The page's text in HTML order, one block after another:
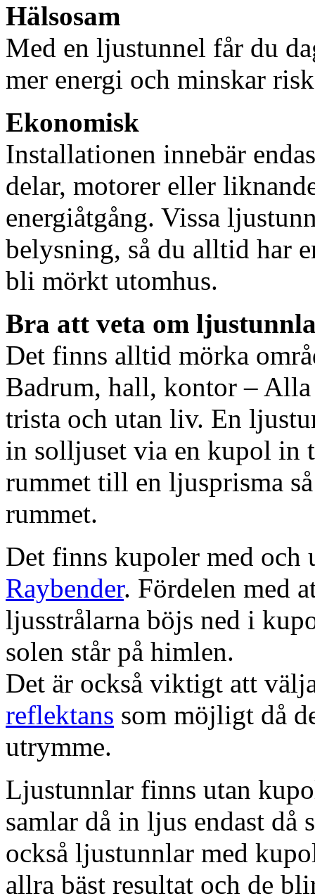
Hälsosam
Med en ljustunnel får du
mer energi och minskar
Ekonomisk
Installationen innebär
delar, motorer eller
energiåtgång. Vissa
belysning, så du alltid har
bli mörkt utomhus.
Bra att veta om
Det finns alltid mörka
Badrum, hall, kontor – Alla
trista och utan liv. En
in solljuset via en kupol in
rummet till en ljusprisma
rummet.
Det finns kupoler med och
Raybender. Fördelen med
ljusstrålarna böjs ned i
solen står på himlen.
Det är också viktigt att
reflektans som möjligt då
utrymme.
Ljustunnlar finns utan
samlar då in ljus endast då
också ljustunnlar med
allra bäst resultat och de